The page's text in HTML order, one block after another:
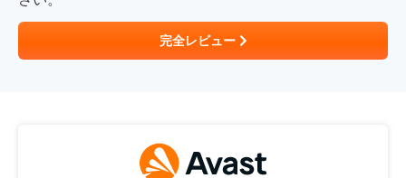
完全レビュー